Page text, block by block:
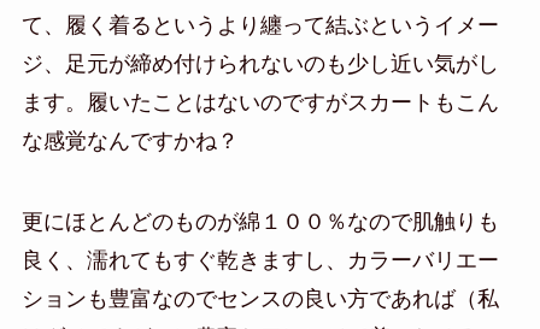
て、履く着るというより纏って結ぶというイメー
ジ、足元が締め付けられないのも少し近い気がし
ます。履いたことはないのですがスカートもこん
な感覚なんですかね？
更にほとんどのものが綿１００％なので肌触りも
良く、濡れてもすぐ乾きますし、カラーバリエー
ションも豊富なのでセンスの良い方であれば（私